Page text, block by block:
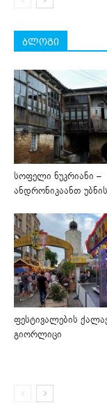
ბლოგი
სოფელი ნუკრიანი –
ანდრონიკაანთ
ფესტივალების
გიორლიცი